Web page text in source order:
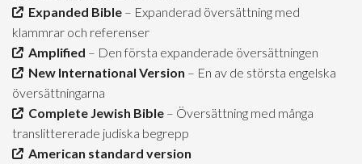
Expanded Bible – Expanderad översättning med
klammrar och referenser
Amplified – Den första expanderade översättningen
New International Version – En av de största engelska
översättningarna
Complete Jewish Bible – Översättning med många
translittererade judiska begrepp
American standard version